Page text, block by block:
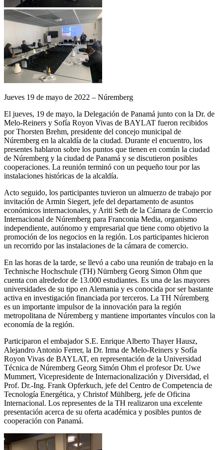
Jueves 19 de mayo de 2022 – Núremberg
El jueves, 19 de mayo, la Delegación de Panamá junto con la Dr. de
Melo-Reiners y Sofía Royon Vivas de BAYLAT fueron recibidos
por Thorsten Brehm, presidente del concejo municipal de
Núremberg en la alcaldía de la ciudad. Durante el encuentro, los
presentes hablaron sobre los puntos que tienen en común la ciudad
de Núremberg y la ciudad de Panamá y se discutieron posibles
cooperaciones. La reunión terminó con un pequeño tour por las
instalaciones históricas de la alcaldía.
Acto seguido, los participantes tuvieron un almuerzo de trabajo por
invitación de Armin Siegert, jefe del departamento de asuntos
económicos internacionales, y Ariti Seth de la Cámara de Comercio
Internacional de Núremberg para Franconia Media, organismo
independiente, autónomo y empresarial que tiene como objetivo la
promoción de los negocios en la región. Los participantes hicieron
un recorrido por las instalaciones de la cámara de comercio.
En las horas de la tarde, se llevó a cabo una reunión de trabajo en la
Technische Hochschule (TH) Nürnberg Georg Simon Ohm que
cuenta con alrededor de 13.000 estudiantes. Es una de las mayores
universidades de su tipo en Alemania y es conocida por ser bastante
activa en investigación financiada por terceros. La TH Núremberg
es un importante impulsor de la innovación para la región
metropolitana de Núremberg y mantiene importantes vínculos con la
economía de la región.
Participaron el embajador S.E. Enrique Alberto Thayer Hausz,
Alejandro Antonio Ferrer, la Dr. Irma de Melo-Reiners y Sofía
Royon Vivas de BAYLAT, en representación de la Universidad
Técnica de Núremberg Georg Simón Ohm el profesor Dr. Uwe
Mummert, Vicepresidente de Internacionalización y Diversidad, el
Prof. Dr.-Ing. Frank Opferkuch, jefe del Centro de Competencia de
Tecnología Energética, y Christof Mühlberg, jefe de Oficina
Internacional. Los representes de la TH realizaron una excelente
presentación acerca de su oferta académica y posibles puntos de
cooperación con Panamá.